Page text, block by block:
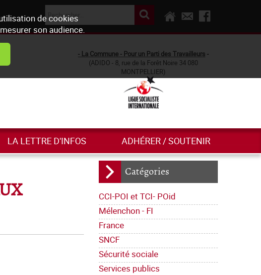
de cookies
son audience.
- La Commune - Pour un Parti des Travailleurs -
(ADIDO - 8, rue de la Forêt Noire 34 080
MONTPELLIER)
LA LETTRE D'INFOS ADHÉRER / SOUTENIR
Catégories
CCI-POI et TCI- POid
Mélenchon - FI
France
SNCF
Sécurité sociale
Services publics